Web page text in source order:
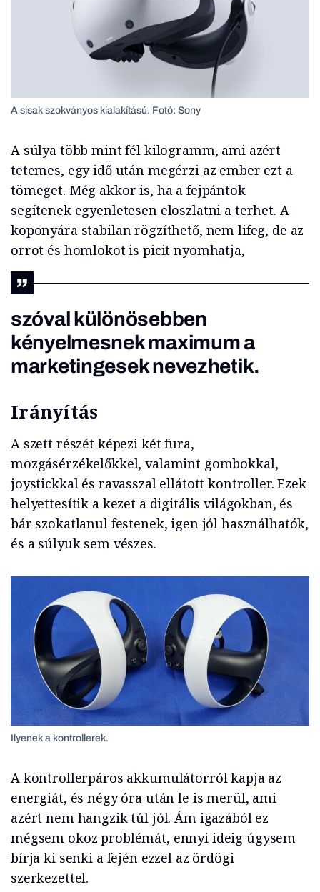
A sisak szokványos kialakítású. Fotó: Sony
A súlya több mint fél kilogramm, ami azért
tetemes, egy idő után megérzi az ember ezt a
tömeget. Még akkor is, ha a fejpántok
segítenek egyenletesen eloszlatni a terhet. A
koponyára stabilan rögzíthető, nem lifeg, de az
orrot és homlokot is picit nyomhatja,
szóval különösebben
kényelmesnek maximum a
marketingesek nevezhetik.
Irányítás
A szett részét képezi két fura,
mozgásérzékelőkkel, valamint gombokkal,
joystickkal és ravasszal ellátott kontroller. Ezek
helyettesítik a kezet a digitális világokban, és
bár szokatlanul festenek, igen jól használhatók,
és a súlyuk sem vészes.
Ilyenek a kontrollerek.
A kontrollerpáros akkumulátorról kapja az
energiát, és négy óra után le is merül, ami
azért nem hangzik túl jól. Ám igazából ez
mégsem okoz problémát, ennyi ideig úgysem
bírja ki senki a fején ezzel az ördögi
szerkezettel.